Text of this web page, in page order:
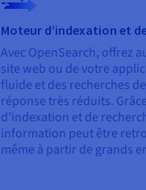
Moteur d’indexation et
Avec OpenSearch, offrez
site web ou de votre
fluide et des recherches
réponse très réduits.
d’indexation et de
information peut être
même à partir de grands